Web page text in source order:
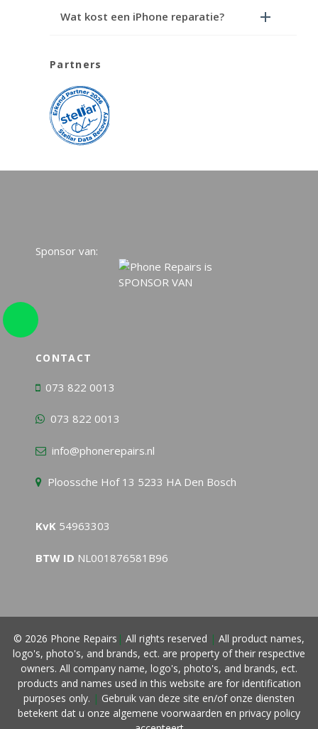
Wat kost een iPhone reparatie?
Partners
Sponsor van:
CONTACT
073 822 0013
073 822 0013
info@phonerepairs.nl
Ploossche Hof 13 5233 HA Den Bosch
KvK 54963303
BTW ID NL001876581B96
© 2026 Phone Repairs | All rights reserved | All product names,
logo's, photo's, and brands, ect. are property of their respective
owners. All company name, logo's, photo's, and brands, ect.
products and names used in this website are for identification
purposes only. | Gebruik van deze site en/of onze diensten
betekent dat u onze algemene voorwaarden en privacy policy